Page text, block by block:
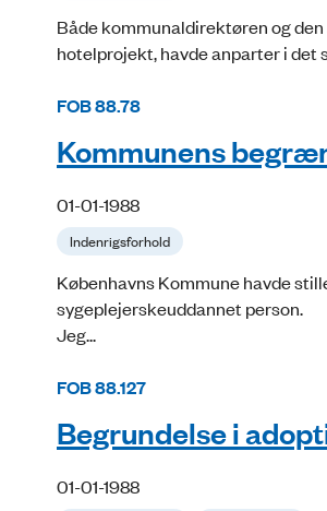
Både kommunaldirektøren og
hotelprojekt, havde anparter i det
FOB 88.78
Kommunens
01-01-1988
Indenrigsforhold
Københavns Kommune havde
sygeplejerskeuddannet person.
Jeg...
FOB 88.127
Begrundelse i
01-01-1988